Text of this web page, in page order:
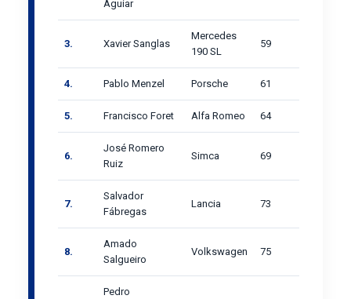
Aguiar
3. Xavier Sanglas
Mercedes
190 SL
59
4. Pablo Menzel Porsche 61
5. Francisco Foret Alfa Romeo 64
6.
José Romero
Ruiz
Simca 69
7.
Salvador
Fábregas
Lancia 73
8.
Amado
Salgueiro
Volkswagen 75
Pedro